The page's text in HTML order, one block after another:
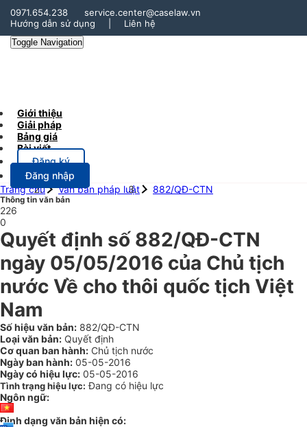
0971.654.238
service.center@caselaw.vn
Hướng dẫn sử dụng
Liên hệ
Toggle Navigation
Giới thiệu
Giải pháp
Bảng giá
Bài viết
Đăng ký
Đăng nhập
Trang chủ
Văn bản pháp luật 882/QĐ-CTN
Thông tin văn bản
226
0
Quyết định số 882/QĐ-CTN
ngày 05/05/2016 của Chủ tịch
nước Về cho thôi quốc tịch Việt
Nam
Số hiệu văn bản: 882/QĐ-CTN
Loại văn bản: Quyết định
Cơ quan ban hành: Chủ tịch nước
Ngày ban hành: 05-05-2016
Ngày có hiệu lực: 05-05-2016
Tình trạng hiệu lực: Đang có hiệu lực
Ngôn ngữ:
Định dạng văn bản hiện có: